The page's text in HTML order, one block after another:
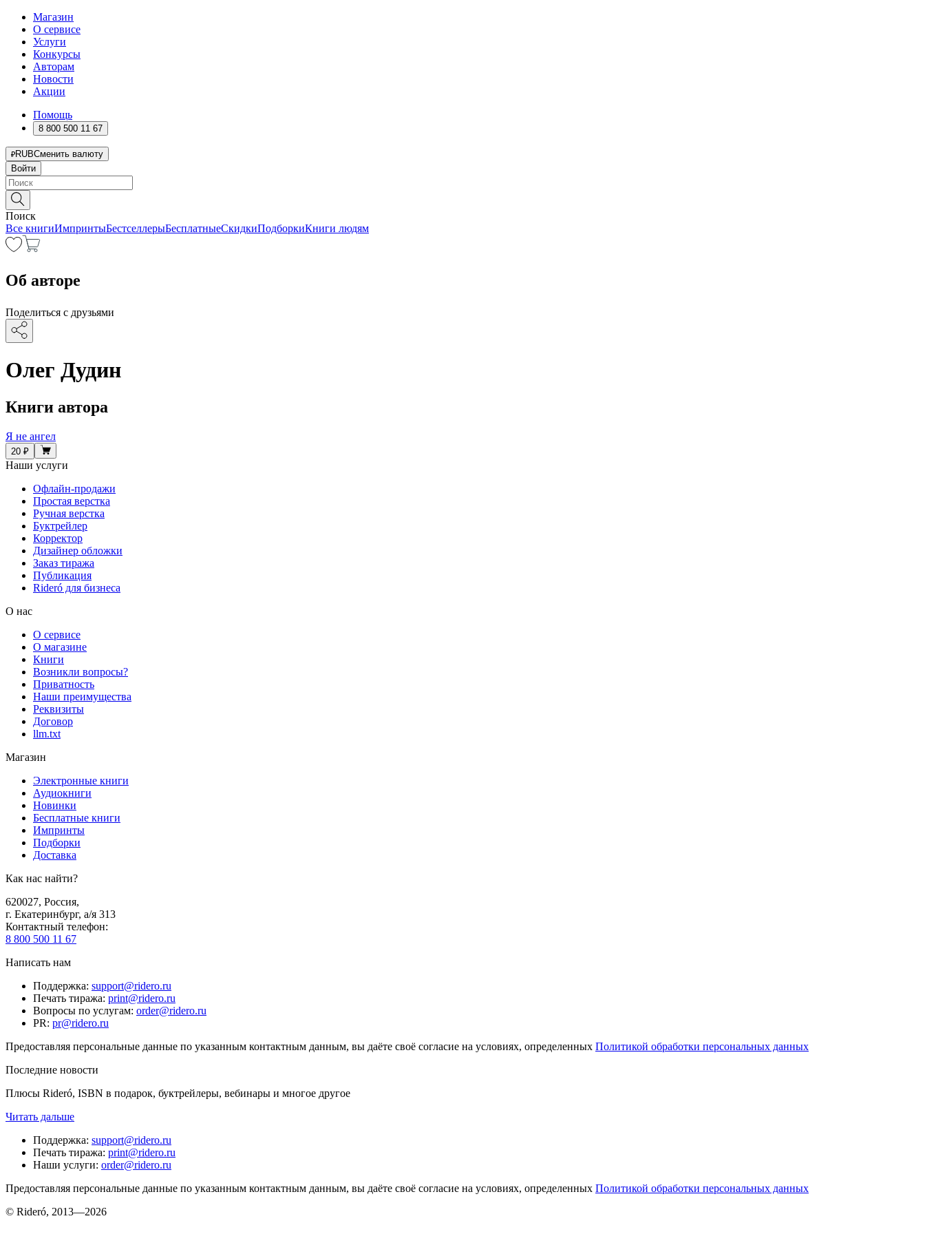
Магазин
О сервисе
Услуги
Конкурсы
Авторам
Новости
Акции
Помощь
8 800 500 11 67
RUBСменить валюту
Войти
Поиск
Все книгиИмпринтыБестселлерыБесплатныеСкидкиПодборкиКниги людям
Об авторе
Поделиться с друзьями
Олег Дудин
Книги автора
Я не ангел
20 ₽
Наши услуги
Офлайн-продажи
Простая верстка
Ручная верстка
Буктрейлер
Корректор
Дизайнер обложки
Заказ тиража
Публикация
Rideró для бизнеса
О нас
О сервисе
О магазине
Книги
Возникли вопросы?
Приватность
Наши преимущества
Реквизиты
Договор
llm.txt
Магазин
Электронные книги
Аудиокниги
Новинки
Бесплатные книги
Импринты
Подборки
Доставка
Как нас найти?
620027, Россия,
г. Екатеринбург, а/я 313
Контактный телефон:
8 800 500 11 67
Написать нам
Поддержка: support@ridero.ru
Печать тиража: print@ridero.ru
Вопросы по услугам: order@ridero.ru
PR: pr@ridero.ru
Предоставляя персональные данные по указанным контактным данным, вы даёте своё согласие на условиях, определенных Политикой обработки персональных данных
Последние новости
Плюсы Rideró, ISBN в подарок, буктрейлеры, вебинары и многое другое
Читать дальше
Поддержка: support@ridero.ru
Печать тиража: print@ridero.ru
Наши услуги: order@ridero.ru
Предоставляя персональные данные по указанным контактным данным, вы даёте своё согласие на условиях, определенных Политикой обработки персональных данных
© Rideró, 2013—2026